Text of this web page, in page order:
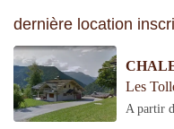
dernière location
Les
A partir